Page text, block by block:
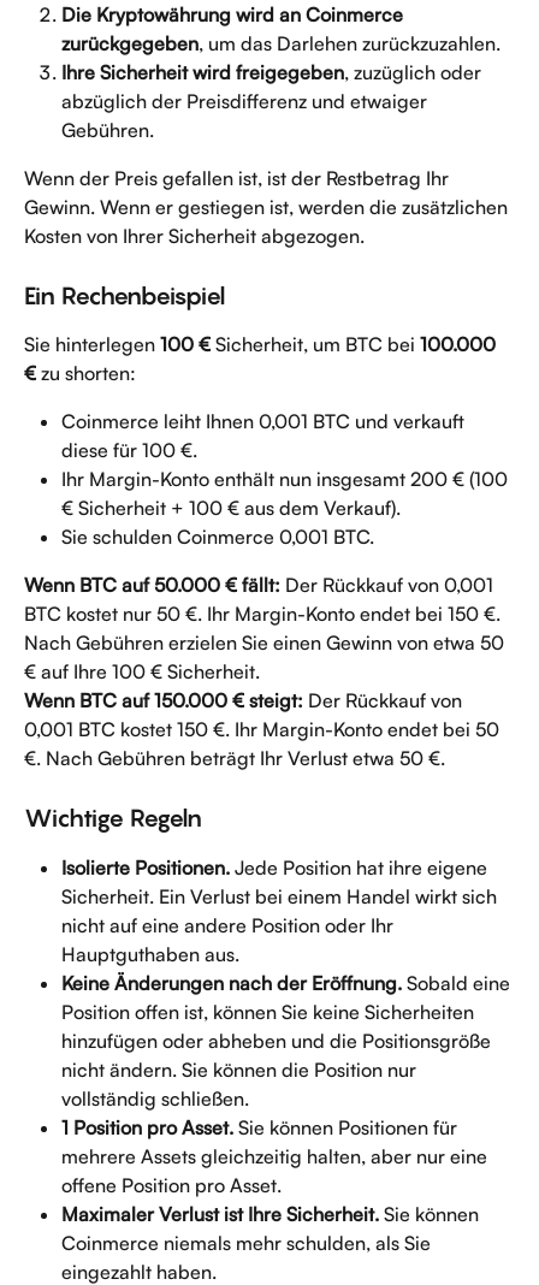
Die Kryptowährung wird an Coinmerce
zurückgegeben, um das Darlehen zurückzuzahlen.
Ihre Sicherheit wird freigegeben, zuzüglich oder
abzüglich der Preisdifferenz und etwaiger
Gebühren.
Wenn der Preis gefallen ist, ist der Restbetrag Ihr
Gewinn. Wenn er gestiegen ist, werden die zusätzlichen
Kosten von Ihrer Sicherheit abgezogen.
Ein Rechenbeispiel
Sie hinterlegen 100 € Sicherheit, um BTC bei 100.000
€ zu shorten:
Coinmerce leiht Ihnen 0,001 BTC und verkauft
diese für 100 €.
Ihr Margin-Konto enthält nun insgesamt 200 € (100
€ Sicherheit + 100 € aus dem Verkauf).
Sie schulden Coinmerce 0,001 BTC.
Wenn BTC auf 50.000 € fällt: Der Rückkauf von 0,001
BTC kostet nur 50 €. Ihr Margin-Konto endet bei 150 €.
Nach Gebühren erzielen Sie einen Gewinn von etwa 50
€ auf Ihre 100 € Sicherheit.
Wenn BTC auf 150.000 € steigt: Der Rückkauf von
0,001 BTC kostet 150 €. Ihr Margin-Konto endet bei 50
€. Nach Gebühren beträgt Ihr Verlust etwa 50 €.
Wichtige Regeln
Isolierte Positionen. Jede Position hat ihre eigene
Sicherheit. Ein Verlust bei einem Handel wirkt sich
nicht auf eine andere Position oder Ihr
Hauptguthaben aus.
Keine Änderungen nach der Eröffnung. Sobald eine
Position offen ist, können Sie keine Sicherheiten
hinzufügen oder abheben und die Positionsgröße
nicht ändern. Sie können die Position nur
vollständig schließen.
1 Position pro Asset. Sie können Positionen für
mehrere Assets gleichzeitig halten, aber nur eine
offene Position pro Asset.
Maximaler Verlust ist Ihre Sicherheit. Sie können
Coinmerce niemals mehr schulden, als Sie
eingezahlt haben.